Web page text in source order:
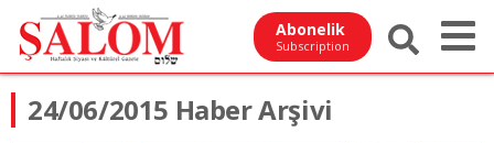
Abonelik
Subscription
24/06/2015 Haber Arşivi